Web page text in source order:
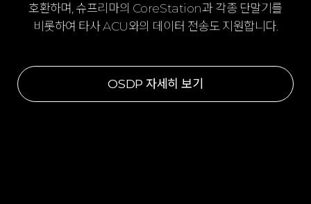
호환하며, 슈프리마의 CoreStation과 각종 단말기를
비롯하여 타사 ACU와의 데이터 전송도 지원합니다.
OSDP 자세히 보기